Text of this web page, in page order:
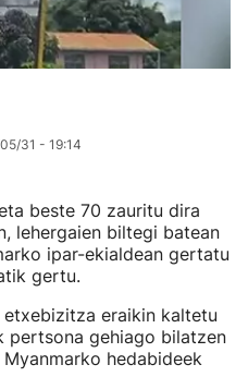
31 - 19:14
beste 70 zauritu dira
lehergaien biltegi batean
ipar-ekialdean gertatu
gertu.
eraikin kaltetu
pertsona gehiago bilatzen
hedabideek